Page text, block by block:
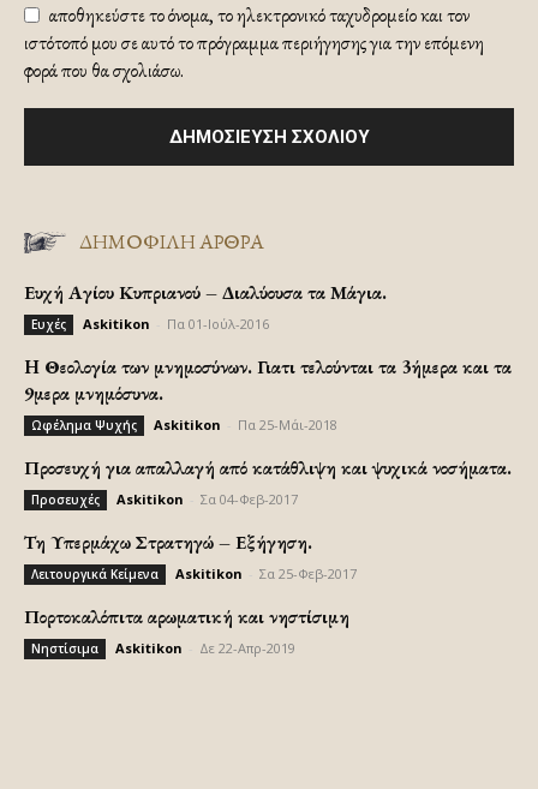
αποθηκεύστε το όνομα, το ηλεκτρονικό ταχυδρομείο και τον
ιστότοπό μου σε αυτό το πρόγραμμα περιήγησης για την επόμενη
φορά που θα σχολιάσω.
ΔΗΜΟΦΙΛΗ ΑΡΘΡΑ
Ευχή Αγίου Κυπριανού – Διαλύουσα τα Μάγια.
Ευχές Askitikon Πα 01-Ιούλ-2016
H Θεολογία των μνημοσύνων. Γιατι τελούνται τα 3ήμερα και τα
9μερα μνημόσυνα.
Ωφέλημα Ψυχής Askitikon Πα 25-Μάι-2018
Προσευχή για απαλλαγή από κατάθλιψη και ψυχικά νοσήματα.
Προσευχές Askitikon Σα 04-Φεβ-2017
Τη Υπερμάχω Στρατηγώ – Εξήγηση.
Λειτουργικά Κείμενα Askitikon Σα 25-Φεβ-2017
Πορτοκαλόπιτα αρωματική και νηστίσιμη
Νηστίσιμα Askitikon Δε 22-Απρ-2019